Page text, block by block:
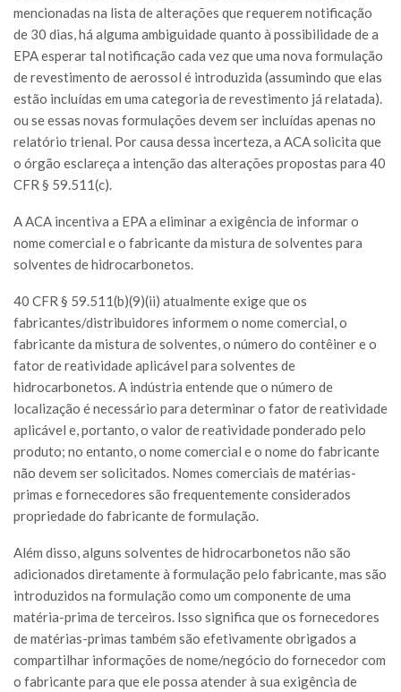
mencionadas na lista de alterações que requerem notificação
de 30 dias, há alguma ambiguidade quanto à possibilidade de a
EPA esperar tal notificação cada vez que uma nova formulação
de revestimento de aerossol é introduzida (assumindo que elas
estão incluídas em uma categoria de revestimento já relatada).
ou se essas novas formulações devem ser incluídas apenas no
relatório trienal. Por causa dessa incerteza, a ACA solicita que
o órgão esclareça a intenção das alterações propostas para 40
CFR § 59.511(c).
A ACA incentiva a EPA a eliminar a exigência de informar o
nome comercial e o fabricante da mistura de solventes para
solventes de hidrocarbonetos.
40 CFR § 59.511(b)(9)(ii) atualmente exige que os
fabricantes/distribuidores informem o nome comercial, o
fabricante da mistura de solventes, o número do contêiner e o
fator de reatividade aplicável para solventes de
hidrocarbonetos. A indústria entende que o número de
localização é necessário para determinar o fator de reatividade
aplicável e, portanto, o valor de reatividade ponderado pelo
produto; no entanto, o nome comercial e o nome do fabricante
não devem ser solicitados. Nomes comerciais de matérias-
primas e fornecedores são frequentemente considerados
propriedade do fabricante de formulação.
Além disso, alguns solventes de hidrocarbonetos não são
adicionados diretamente à formulação pelo fabricante, mas são
introduzidos na formulação como um componente de uma
matéria-prima de terceiros. Isso significa que os fornecedores
de matérias-primas também são efetivamente obrigados a
compartilhar informações de nome/negócio do fornecedor com
o fabricante para que ele possa atender à sua exigência de